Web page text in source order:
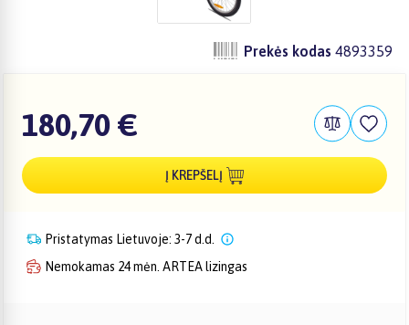
Prekės kodas 4893359
180,70 €
Į KREPŠELĮ
Pristatymas Lietuvoje: 3-7 d.d.
Nemokamas 24 mėn. ARTEA lizingas